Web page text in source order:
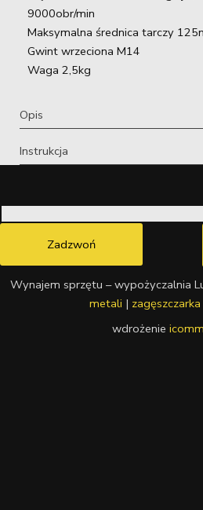
Opis
Instrukcja
9000obr/min
Maksymalna średnica tarczy
Gwint wrzeciona M14
Waga 2,5kg
Zadzwoń
Wynajem sprzętu – wypożyczalnia
metali |
wdrożenie